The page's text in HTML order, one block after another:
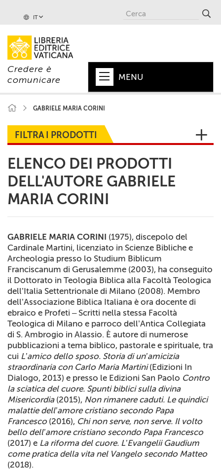
IT
Credere è
comunicare
MENU
PAPA
+
VATICANO
CHIESA
MONDO
CEI
AUTORI VARI
GABRIELE MARIA CORINI
FILTRA I PRODOTTI
ELENCO DEI PRODOTTI
DELL'AUTORE GABRIELE
MARIA CORINI
GABRIELE MARIA CORINI (1975), discepolo del
Cardinale Martini, licenziato in Scienze Bibliche e
Archeologia presso lo Studium Biblicum
Franciscanum di Gerusalemme (2003), ha conseguito
il Dottorato in Teologia Biblica alla Facoltà Teologica
dell’Italia Settentrionale di Milano (2008). Membro
dell’Associazione Biblica Italiana è ora docente di
ebraico e Profeti – Scritti nella stessa Facoltà
Teologica di Milano e parroco dell’Antica Collegiata
di S. Ambrogio in Alassio. È autore di numerose
pubblicazioni a tema biblico, pastorale e spirituale, tra
cui L’amico dello sposo. Storia di un’amicizia
straordinaria con Carlo Maria Martini(Edizioni In
Dialogo, 2013) e presso le Edizioni San Paolo Contro
la sciatica del cuore. Spunti biblici sulla divina
Misericordia(2015), Non rimanere caduti. Le quindici
malattie dell’amore cristiano secondo Papa
Francesco(2016), Chi non serve, non serve. Il volto
bello dell’amore cristiano secondo Papa Francesco
(2017) e La riforma del cuore. L’Evangelii Gaudium
come pratica della vita nel Vangelo secondo Matteo
(2018).